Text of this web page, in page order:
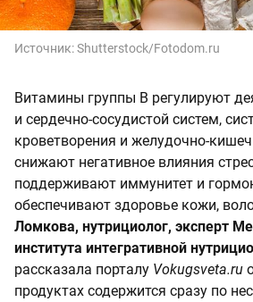
Источник:Shutterstock/Fotodom.ru
Витамины группы B регулируют
и сердечно-сосудистой систем,
кроветворения и желудочно-
снижают негативное влияния
поддерживают иммунитет и
обеспечивают здоровье кожи,
Ломкова, нутрициолог, эксперт
института интегративной
рассказала порталу Vokugsveta.ru
продуктах содержится сразу по